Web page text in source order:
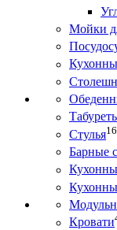
Мойки
Стулья
Барные
Кровати